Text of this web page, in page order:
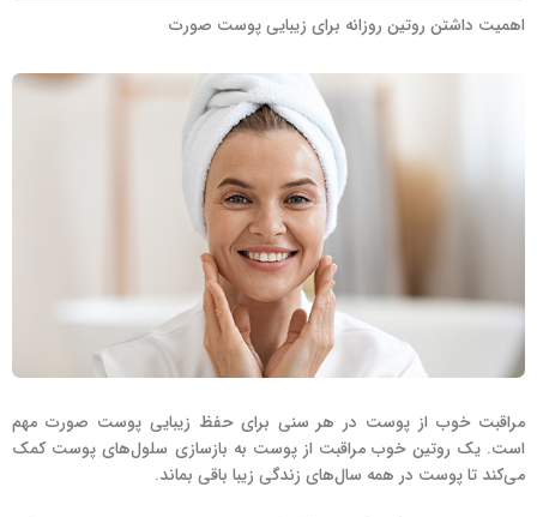
اهمیت داشتن روتین روزانه برای زیبایی پوست صورت
مراقبت خوب از پوست در هر سنی برای حفظ زیبایی پوست صورت مهم
است. یک روتین خوب مراقبت از پوست به بازسازی سلول‌های پوست کمک
می‌کند تا پوست در همه سال‌های زندگی زیبا باقی بماند.